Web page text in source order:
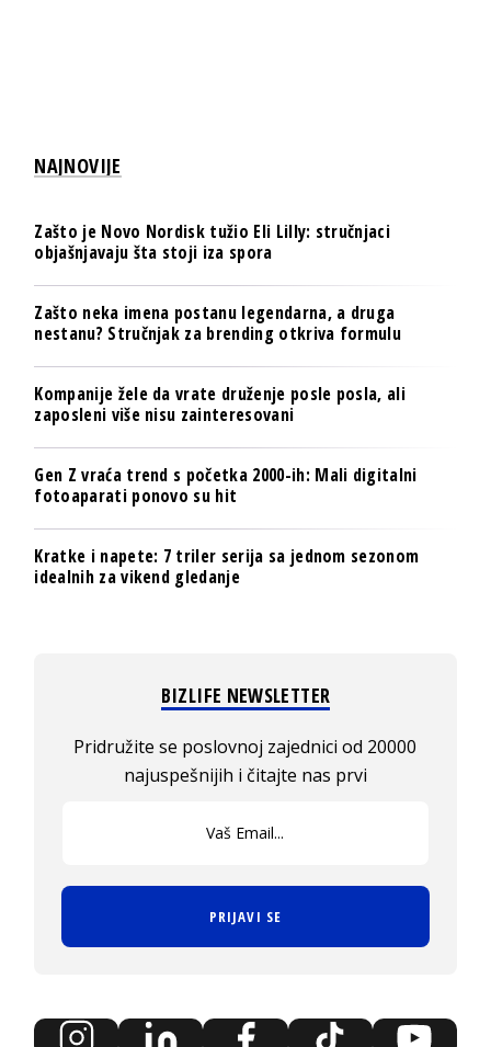
NAJNOVIJE
Zašto je Novo Nordisk tužio Eli Lilly: stručnjaci
objašnjavaju šta stoji iza spora
Zašto neka imena postanu legendarna, a druga
nestanu? Stručnjak za brending otkriva formulu
Kompanije žele da vrate druženje posle posla, ali
zaposleni više nisu zainteresovani
Gen Z vraća trend s početka 2000-ih: Mali digitalni
fotoaparati ponovo su hit
Kratke i napete: 7 triler serija sa jednom sezonom
idealnih za vikend gledanje
BIZLIFE NEWSLETTER
Pridružite se poslovnoj zajednici od 20000
najuspešnijih i čitajte nas prvi
PRIJAVI SE